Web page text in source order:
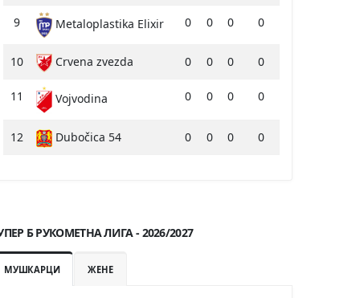
9 Metaloplastika Elixir 0 0 0 0
10 Crvena zvezda 0 0 0 0
11 Vojvodina 0 0 0 0
12 Dubočica 54 0 0 0 0
Б РУКОМЕТНА ЛИГА - 2026/2027
МУШКАРЦИ ЖЕНЕ